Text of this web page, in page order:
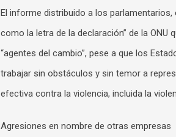
El informe distribuido a los
como la letra de la declaración” de la
“agentes del cambio”, pese a que los
trabajar sin obstáculos y sin temor a
efectiva contra la violencia, incluida la
Agresiones en nombre de otras empresas